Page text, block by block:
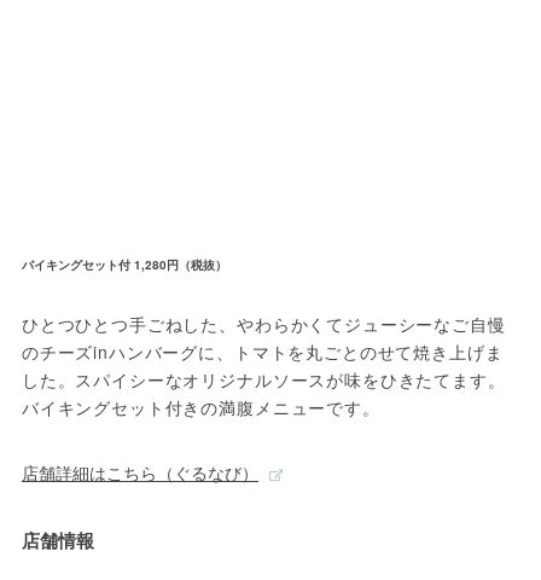
バイキングセット付 1,280円（税抜）
ひとつひとつ手ごねした、やわらかくてジューシーなご自慢
のチーズinハンバーグに、トマトを丸ごとのせて焼き上げま
した。スパイシーなオリジナルソースが味をひきたてます。
バイキングセット付きの満腹メニューです。
店舗詳細はこちら（ぐるなび）
店舗情報